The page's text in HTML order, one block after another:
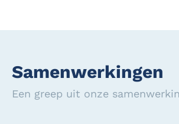
Samenwerkingen
Een greep uit onze